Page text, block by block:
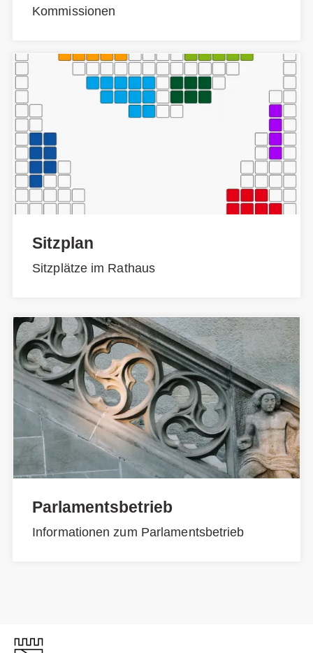
Kommissionen
Sitzplan
Sitzplätze im Rathaus
Parlamentsbetrieb
Informationen zum Parlamentsbetrieb